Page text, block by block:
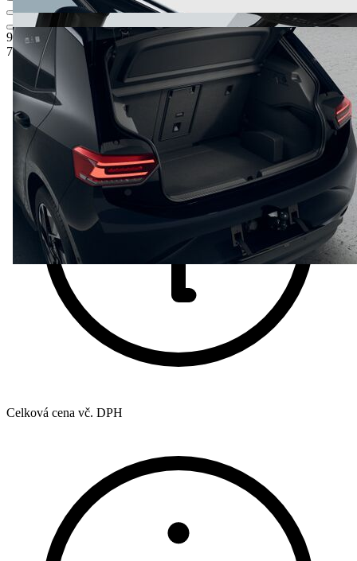
985 500 Kč 1Ceníková cena
795 000 Kč
Celková cena vč. DPH